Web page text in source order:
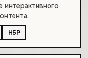
интерактивного
H5P